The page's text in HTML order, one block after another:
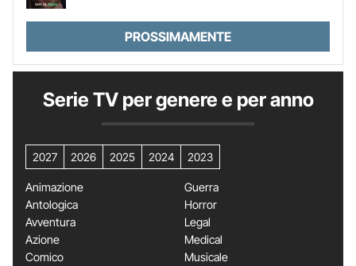
PROSSIMAMENTE
Serie TV per genere e per anno
2027 2026 2025 2024 2023
Animazione
Antologica
Avventura
Azione
Comico
Guerra
Horror
Legal
Medical
Musicale